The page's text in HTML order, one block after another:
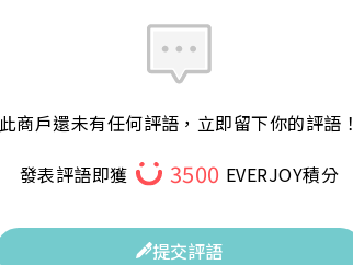
此商戶還未有任何評語，立即留下你的評語！
發表評語即獲
3500 EVERJOY積分
提交評語